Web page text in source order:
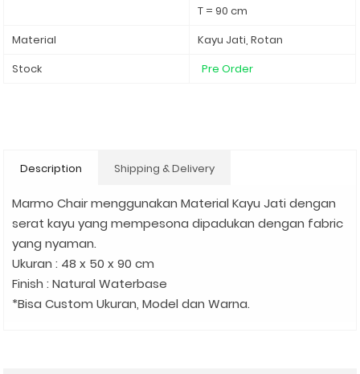
T = 90 cm
Material
Kayu Jati, Rotan
Stock
Pre Order
Description Shipping & Delivery
Marmo Chair menggunakan Material Kayu Jati dengan
serat kayu yang mempesona dipadukan dengan fabric
yang nyaman.
Ukuran : 48 x 50 x 90 cm
Finish : Natural Waterbase
*Bisa Custom Ukuran, Model dan Warna.